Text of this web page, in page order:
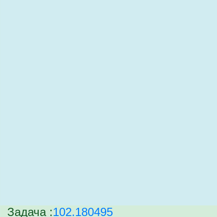
Задача :102.180495